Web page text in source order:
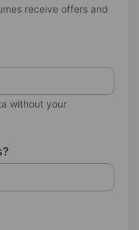
receive offers and
without your